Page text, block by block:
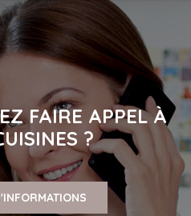
FAIRE APPEL À
?